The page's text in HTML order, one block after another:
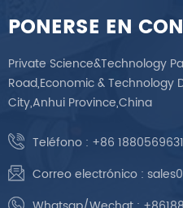
PONERSE EN
Private Science&Technology
Road,Economic & Technology
City,Anhui Province,China
Teléfono : +86
Correo electrónico :